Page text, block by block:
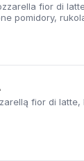
fior di
pomidory,
fior di latte,